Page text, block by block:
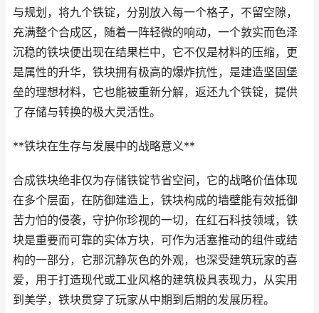
与规划，将九个铁锭，分别放入每一个格子，不留空隙，
充满整个合成区，随着一阵轻微的响动，一个敦实而色泽
沉稳的铁块便出现在结果栏中，它不仅是材料的压缩，更
是属性的升华，铁块拥有极高的爆炸抗性，是建造坚固堡
垒的理想材料，它也能被重新分解，返还九个铁锭，提供
了存储与转换的极大灵活性。
**铁块在生存与发展中的战略意义**
合成铁块绝非仅为存储铁锭节省空间，它的战略价值体现
在多个层面，在防御建造上，铁块构成的墙壁能有效抵御
苦力怕的侵袭，守护你珍视的一切，在红石科技领域，铁
块是重要而可靠的实体方块，可作为活塞推动的组件或结
构的一部分，它那沉静灰色的外观，也深受建筑玩家的喜
爱，用于打造现代或工业风格的建筑极具表现力，从实用
到美学，铁块贯穿了玩家从中期到后期的发展历程。